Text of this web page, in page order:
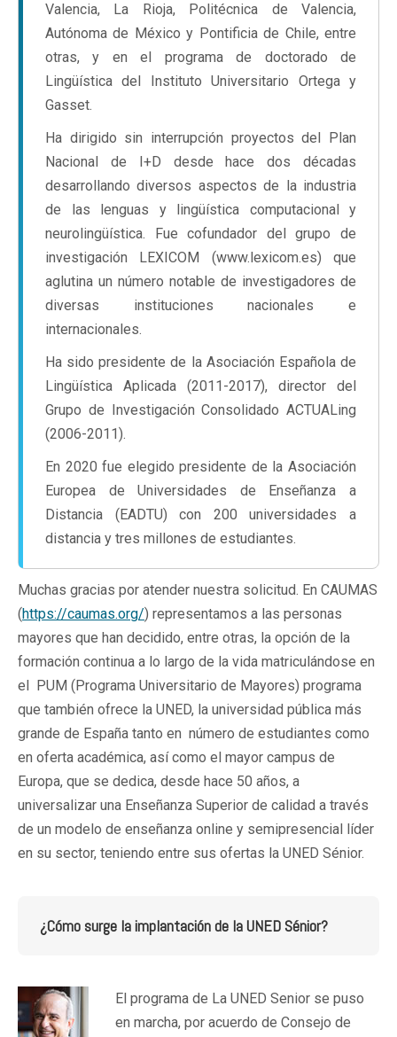
Valencia, La Rioja, Politécnica de Valencia,
Autónoma de México y Pontificia de Chile, entre
otras, y en el programa de doctorado de
Lingüística del Instituto Universitario Ortega y
Gasset.
Ha dirigido sin interrupción proyectos del Plan
Nacional de I+D desde hace dos décadas
desarrollando diversos aspectos de la industria
de las lenguas y lingüística computacional y
neurolingüística. Fue cofundador del grupo de
investigación LEXICOM (www.lexicom.es) que
aglutina un número notable de investigadores de
diversas instituciones nacionales e
internacionales.
Ha sido presidente de la Asociación Española de
Lingüística Aplicada (2011-2017), director del
Grupo de Investigación Consolidado ACTUALing
(2006-2011).
En 2020 fue elegido presidente de la Asociación
Europea de Universidades de Enseñanza a
Distancia (EADTU) con 200 universidades a
distancia y tres millones de estudiantes.
Muchas gracias por atender nuestra solicitud. En CAUMAS
(https://caumas.org/) representamos a las personas
mayores que han decidido, entre otras, la opción de la
formación continua a lo largo de la vida matriculándose en
el PUM (Programa Universitario de Mayores) programa
que también ofrece la UNED, la universidad pública más
grande de España tanto en número de estudiantes como
en oferta académica, así como el mayor campus de
Europa, que se dedica, desde hace 50 años, a
universalizar una Enseñanza Superior de calidad a través
de un modelo de enseñanza online y semipresencial líder
en su sector, teniendo entre sus ofertas la UNED Sénior.
¿Cómo surge la implantación de la UNED Sénior?
El programa de La UNED Senior se puso
en marcha, por acuerdo de Consejo de